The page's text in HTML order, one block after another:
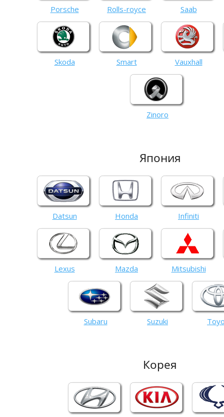
Porsche Rolls-royce Saab
Skoda Smart Vauxhall
Zinoro
Япония
Datsun Honda Infiniti
Lexus Mazda Mitsubishi
Subaru Suzuki
Корея